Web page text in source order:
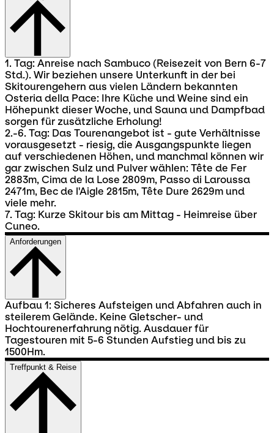
1. Tag: Anreise nach Sambuco (Reisezeit von Bern 6-7
Std.). Wir beziehen unsere Unterkunft in der bei
Skitourengehern aus vielen Ländern bekannten
Osteria della Pace: Ihre Küche und Weine sind ein
Höhepunkt dieser Woche, und Sauna und Dampfbad
sorgen für zusätzliche Erholung!
2.-6. Tag: Das Tourenangebot ist - gute Verhältnisse
vorausgesetzt - riesig, die Ausgangspunkte liegen
auf verschiedenen Höhen, und manchmal können wir
gar zwischen Sulz und Pulver wählen: Tête de Fer
2883m, Cima de la Lose 2809m, Passo di Laroussa
2471m, Bec de l'Aigle 2815m, Tête Dure 2629m und
viele mehr.
7. Tag: Kurze Skitour bis am Mittag - Heimreise über
Cuneo.
Anforderungen
Aufbau 1: Sicheres Aufsteigen und Abfahren auch in
steilerem Gelände. Keine Gletscher- und
Hochtourenerfahrung nötig. Ausdauer für
Tagestouren mit 5-6 Stunden Aufstieg und bis zu
1500Hm.
Treffpunkt & Reise